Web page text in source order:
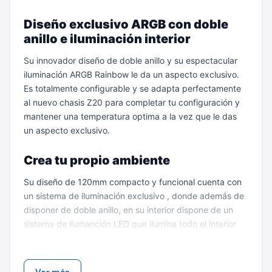
Diseño exclusivo ARGB con doble
anillo e iluminación interior
Su innovador diseño de doble anillo y su espectacular
iluminación ARGB Rainbow le da un aspecto exclusivo.
Es totalmente configurable y se adapta perfectamente
al nuevo chasis Z20 para completar tu configuración y
mantener una temperatura optima a la vez que le das
un aspecto exclusivo.
Crea tu propio ambiente
Su diseño de 120mm compacto y funcional cuenta con
un sistema de iluminación exclusivo , donde además de
disponer de doble anillo, en su interior dispone de un
sistema de ilumanción LED que ilumina todo el interior
posibilidades que te ofrece.